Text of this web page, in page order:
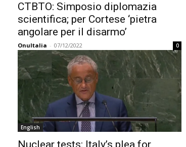
CTBTO: Simposio diplomazia
scientifica; per Cortese ‘pietra
angolare per il disarmo’
OnuItalia - 07/12/2022 0
English
Nuclear tests: Italy’s plea for